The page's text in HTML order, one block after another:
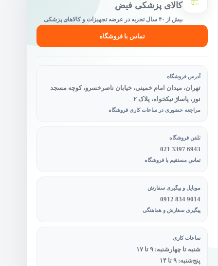
کالای پزشکی فیض
بیش از ۴۰ سال تجربه در عرضه تجهیزات و کالاهای پزشکی
تماس با فروشگاه
آدرس فروشگاه
تهران، میدان امام خمینی، خیابان ناصرخسرو، کوچه مسجد
نور، پاساژ نیکخواه، پلاک ۲
مراجعه حضوری در ساعات کاری فروشگاه
تلفن فروشگاه
021 3397 6943
تماس مستقیم با فروشگاه
موبایل و پیگیری سفارش
0912 834 9014
پیگیری سفارش و هماهنگی
ساعات کاری
شنبه تا چهارشنبه: ۹ تا ۱۷
پنج‌شنبه: ۹ تا ۱۴